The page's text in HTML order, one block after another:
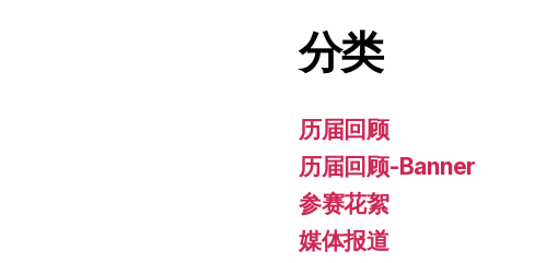
分类
历届回顾
历届回顾-Banner
参赛花絮
媒体报道